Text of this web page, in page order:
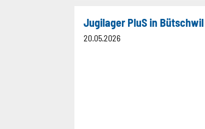
Jugilager PluS in Bütschwil
20.05.2026